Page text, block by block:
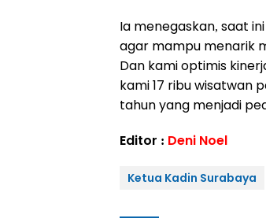
Ia menegaskan, saat
agar mampu menarik
Dan kami optimis
kami 17 ribu wisatwan
tahun yang menjadi
Editor : Deni Noel
Ketua Kadin Surabaya